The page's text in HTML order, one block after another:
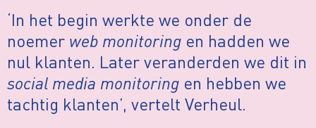
‘In het begin werkte we onder de
noemer web monitoring en hadden we
nul klanten. Later veranderden we dit in
social media monitoring en hebben we
tachtig klanten’, vertelt Verheul.